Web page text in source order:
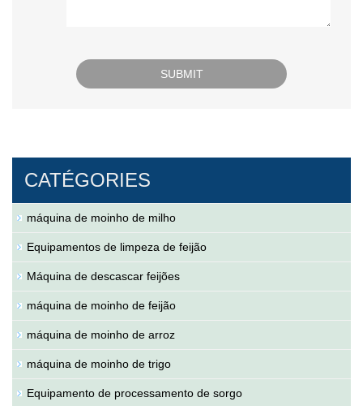
CATÉGORIES
máquina de moinho de milho
Equipamentos de limpeza de feijão
Máquina de descascar feijões
máquina de moinho de feijão
máquina de moinho de arroz
máquina de moinho de trigo
Equipamento de processamento de sorgo